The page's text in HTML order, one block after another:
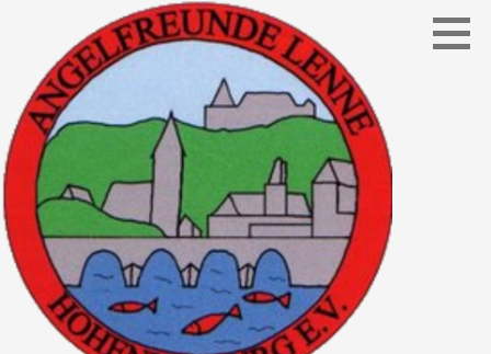
springen